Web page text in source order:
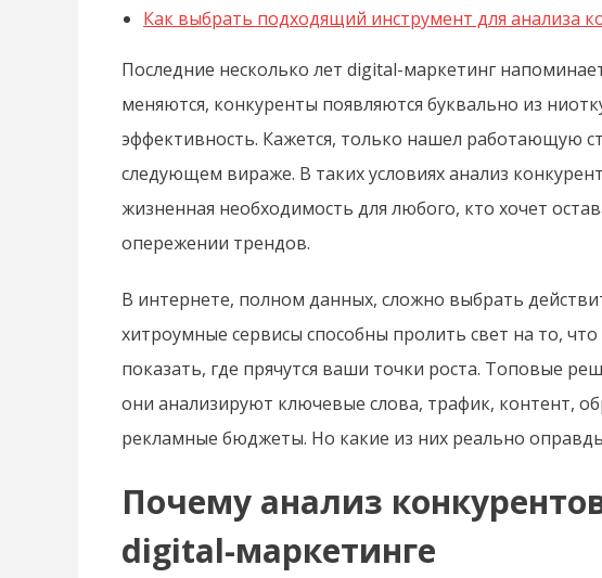
Как выбрать подходящий инструмент для анализа
Последние несколько лет digital-маркетинг
меняются, конкуренты появляются буквально из
эффективность. Кажется, только нашел работающую
следующем вираже. В таких условиях анализ
жизненная необходимость для любого, кто хочет
опережении трендов.
В интернете, полном данных, сложно выбрать
хитроумные сервисы способны пролить свет на то,
показать, где прячутся ваши точки роста. Топовые
они анализируют ключевые слова, трафик, контент,
рекламные бюджеты. Но какие из них реально
Почему анализ
digital-маркетинге